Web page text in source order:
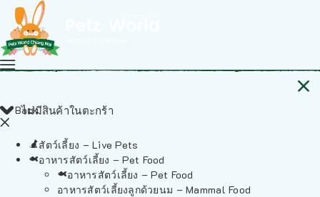
ไม่มีสินค้าในตะกร้า
Back
สัตว์เลี้ยง – Live Pets
อาหารสัตว์เลี้ยง – Pet Food
อาหารสัตว์เลี้ยง – Pet Food
อาหารสัตว์เลี้ยงลูกด้วยนม – Mammal Food